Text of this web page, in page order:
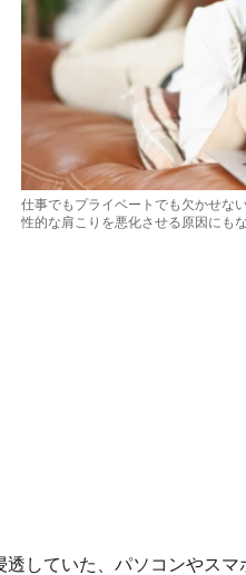
仕事でもプライベートでも欠かせな
性的な肩こりを悪化させる原因にも
透していた、パソコンやス